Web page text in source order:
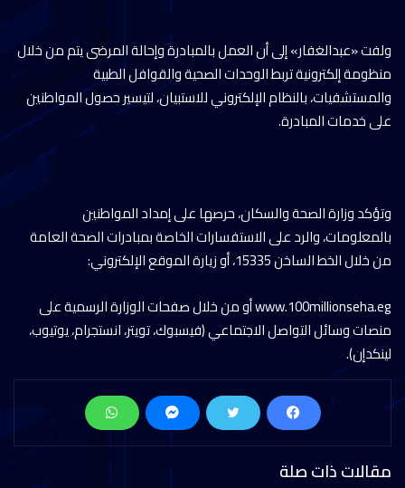
ولفت «عبدالغفار» إلى أن العمل بالمبادرة وإحالة المرضى يتم من خلال
منظومة إلكترونية تربط الوحدات الصحية والقوافل الطبية
والمستشفيات، بالنظام الإلكتروني للاستبيان، لتيسير حصول المواطنين
على خدمات المبادرة.
وتؤكد وزارة الصحة والسكان، حرصها على إمداد المواطنين
بالمعلومات، والرد على الاستفسارات الخاصة بمبادرات الصحة العامة
من خلال الخط الساخن 15335، أو زيارة الموقع الإلكتروني:
‏www.100millionseha.eg أو من خلال صفحات الوزارة الرسمية على
منصات وسائل التواصل الاجتماعي (فيسبوك، تويتر، انستجرام، يوتيوب،
لينكدإن).
مقالات ذات صلة